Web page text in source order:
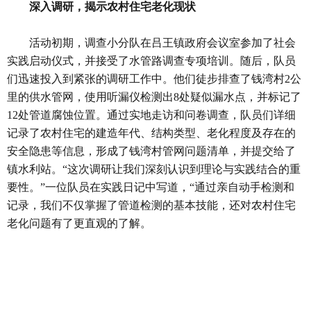
深入调研，揭示农村住宅老化现状
活动初期，调查小分队在吕王镇政府会议室参加了社会
实践启动仪式，并接受了水管路调查专项培训。随后，队员
们迅速投入到紧张的调研工作中。他们徒步排查了钱湾村2公
里的供水管网，使用听漏仪检测出8处疑似漏水点，并标记了
12处管道腐蚀位置。通过实地走访和问卷调查，队员们详细
记录了农村住宅的建造年代、结构类型、老化程度及存在的
安全隐患等信息，形成了钱湾村管网问题清单，并提交给了
镇水利站。“这次调研让我们深刻认识到理论与实践结合的重
要性。”一位队员在实践日记中写道，“通过亲自动手检测和
记录，我们不仅掌握了管道检测的基本技能，还对农村住宅
老化问题有了更直观的了解。